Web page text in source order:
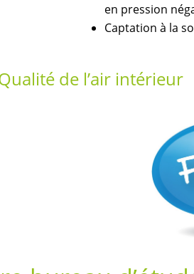
en pression
Captation à la
de l’air intérieur